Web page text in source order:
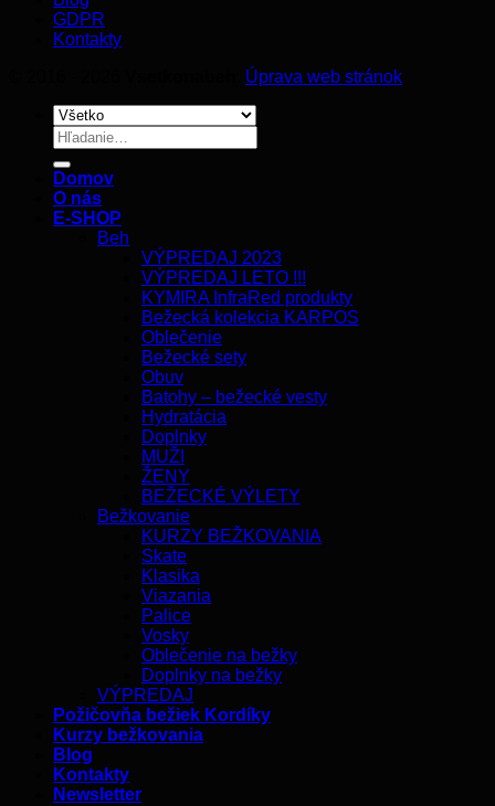
GDPR
Kontakty
Úprava web stránok
Hľadať:
Domov
O nás
E-SHOP
Beh
VÝPREDAJ 2023
VÝPREDAJ LETO !!!
KYMIRA InfraRed produkty
Bežecká kolekcia KARPOS
Oblečenie
Bežecké sety
Obuv
Batohy – bežecké vesty
Hydratácia
Doplnky
MUŽI
ŽENY
BEŽECKÉ VÝLETY
Bežkovanie
KURZY BEŽKOVANIA
Skate
Klasika
Viazania
Palice
Vosky
Oblečenie na bežky
Doplnky na bežky
VÝPREDAJ
Požičovňa bežiek Kordíky
Kurzy bežkovania
Blog
Kontakty
Newsletter